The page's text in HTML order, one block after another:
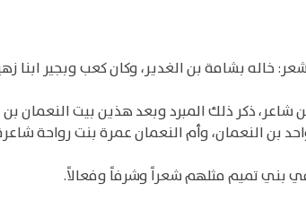
خاله بشامة بن الغدير، وكان كعب وبجير ابنا
ذكر ذلك المبرد وبعد هذين بيت النعمان بن
بن النعمان، وأم النعمان عمرة بنت رواحة
بني تميم مثلهم شعراً وشرفاً وفعالاً.